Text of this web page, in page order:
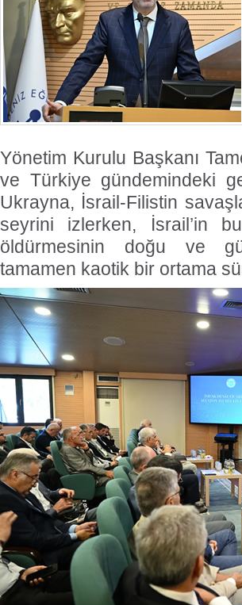
Yönetim Kurulu Başkanı
ve Türkiye gündemindeki
Ukrayna, İsrail-Filistin
seyrini izlerken, İsrail’in
öldürmesinin doğu ve
tamamen kaotik bir ortama